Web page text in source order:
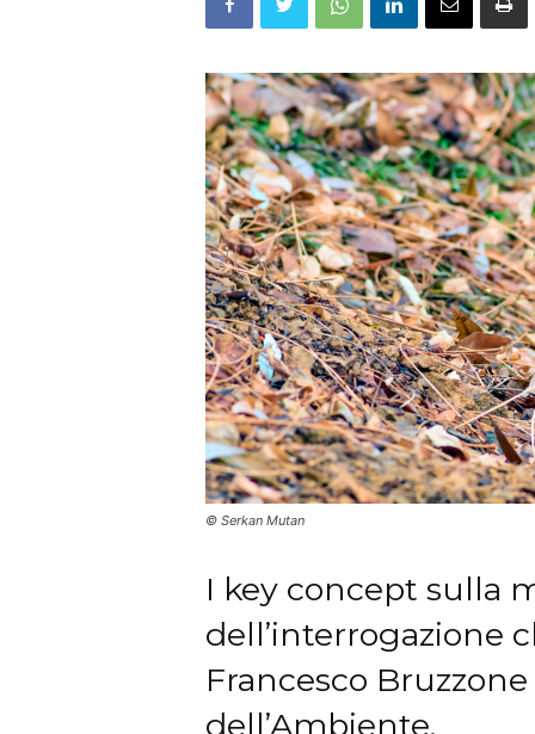
© Serkan Mutan
I key concept sulla
dell’interrogazione
Francesco
dell’Ambiente.